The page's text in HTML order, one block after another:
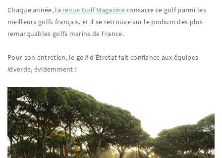
Chaque année, la revue Golf Magazineconsacre ce golf parmi les
meilleurs golfs français, et il se retrouve sur le podium des plus
remarquables golfs marins de France.
Pour son entretien, le golf d’Étretat fait confiance aux équipes
idverde, évidemment !